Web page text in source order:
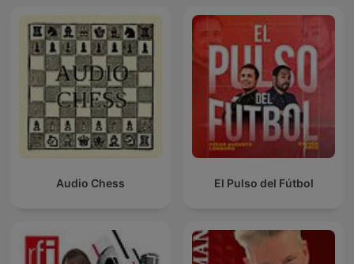
Audio Chess El Pulso del Fútbol